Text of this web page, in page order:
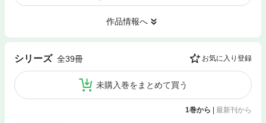
作品情報へ
シリーズ 全39冊 お気に入り登録
未購入巻をまとめて買う
1巻から | 最新刊から